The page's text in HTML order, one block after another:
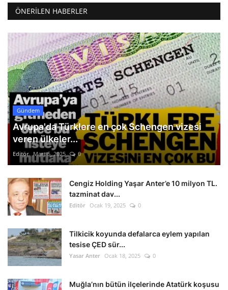
ÖNERILEN HABERLER
Gündem
Avrupa'da Türklere en çok Schengen vizesi
veren ülkeler...
Editör Mart 5, 2025 0
Cengiz Holding Yaşar Anter’e 10 milyon TL.
tazminat dav...
Editör Ocak 19, 2025 0
Tilkicik koyunda defalarca eylem yapılan
tesise ÇED sür...
Yasar Anter Ocak 18, 2025 0
Muğla’nın bütün ilçelerinde Atatürk koşusu